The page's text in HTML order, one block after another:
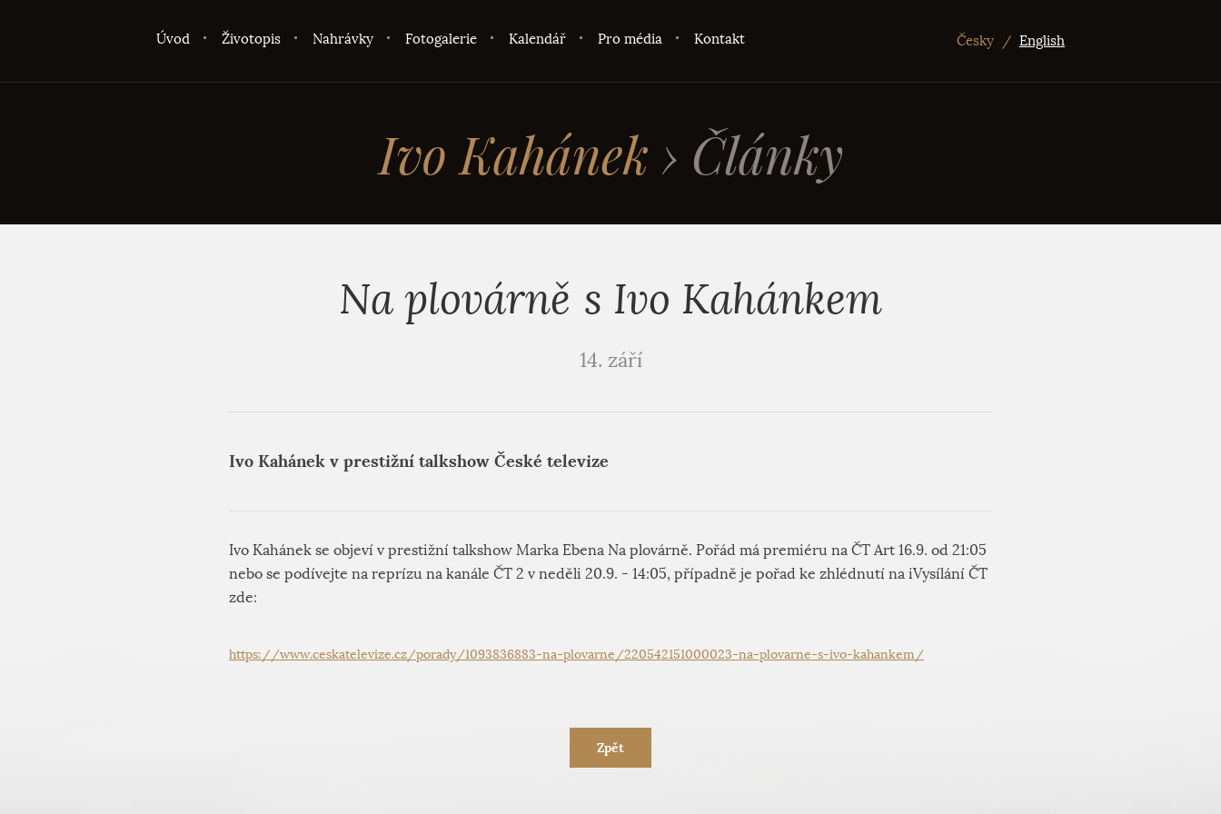
Úvod Životopis Nahrávky Fotogalerie Kalendář Pro média Kontakt Česky / English
Ivo Kahánek › Články
Na plovárně s Ivo Kahánkem
14. září
Ivo Kahánek v prestižní talkshow České televize
Ivo Kahánek se objeví v prestižní talkshow Marka Ebena Na plovárně. Pořád má premiéru na ČT Art 16.9. od 21:05
nebo se podívejte na reprízu na kanále ČT 2 v neděli 20.9. - 14:05, případně je pořad ke zhlédnutí na iVysílání ČT
zde:
https://www.ceskatelevize.cz/porady/1093836883-na-plovarne/220542151000023-na-plovarne-s-ivo-kahankem/
Zpět